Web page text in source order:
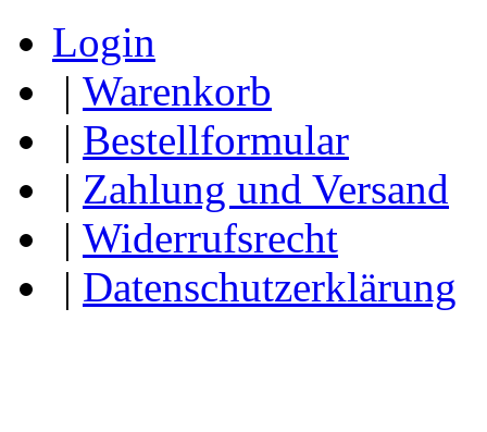
Login
| Warenkorb
| Bestellformular
| Zahlung und Versand
| Widerrufsrecht
| Datenschutzerklärung